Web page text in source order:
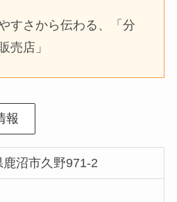
すさから伝わる、「分
売店」
報
鹿沼市久野971-2